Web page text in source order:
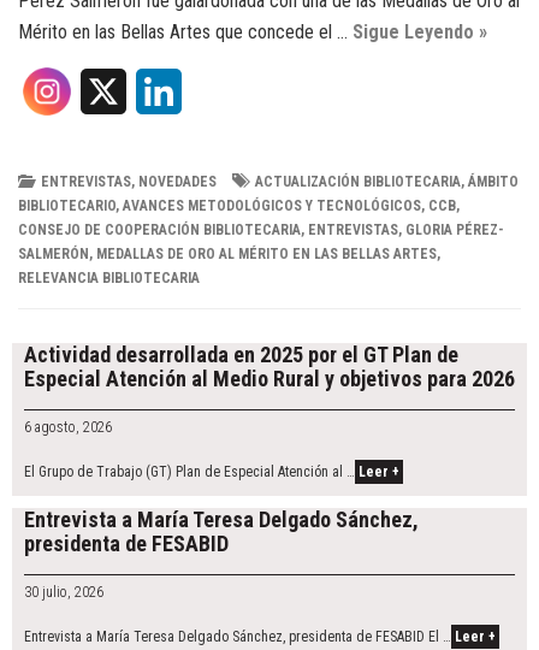
Mérito en las Bellas Artes que concede el … Sigue Leyendo »
n
k
e
I
n
ENTREVISTAS, NOVEDADES ACTUALIZACIÓN BIBLIOTECARIA, ÁMBITO
BIBLIOTECARIO, AVANCES METODOLÓGICOS Y TECNOLÓGICOS, CCB,
CONSEJO DE COOPERACIÓN BIBLIOTECARIA, ENTREVISTAS, GLORIA PÉREZ-
SALMERÓN , MEDALLAS DE ORO AL MÉRITO EN LAS BELLAS ARTES,
RELEVANCIA BIBLIOTECARIA
navigation
Actividad desarrollada en 2025 por el GT Plan de
Especial Atención al Medio Rural y objetivos para 2026
6 agosto, 2026
El Grupo de Trabajo (GT) Plan de Especial Atención al … Leer +
Entrevista a María Teresa Delgado Sánchez,
presidenta de FESABID
30 julio, 2026
Entrevista a María Teresa Delgado Sánchez, presidenta de FESABID El … Leer +